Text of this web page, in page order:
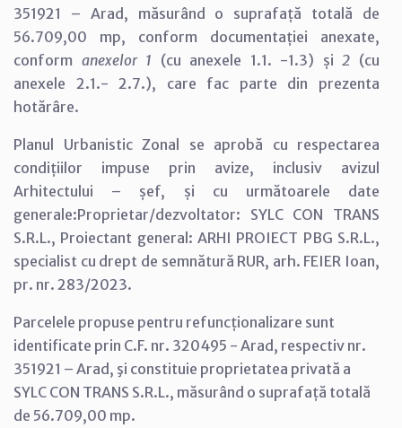
351921 – Arad, măsurând o suprafață totală de
56.709,00 mp, conform documentației anexate,
conform anexelor 1 (cu anexele 1.1. -1.3) și2 (cu
anexele 2.1.- 2.7.), care fac parte din prezenta
hotărâre.
Planul Urbanistic Zonal se aprobă cu respectarea
condițiilor impuse prin avize, inclusiv avizul
Arhitectului – șef, și cu următoarele date
generale:Proprietar/dezvoltator: SYLC CON TRANS
S.R.L., Proiectant general: ARHI PROIECT PBG S.R.L.,
specialist cu drept de semnătură RUR, arh. FEIER Ioan,
pr. nr. 283/2023.
Parcelele propuse pentru refuncționalizare sunt
identificate prin C.F. nr. 320495 - Arad, respectiv nr.
351921 – Arad, şi constituie proprietatea privată a
SYLC CON TRANS S.R.L., măsurând o suprafață totală
de 56.709,00 mp.